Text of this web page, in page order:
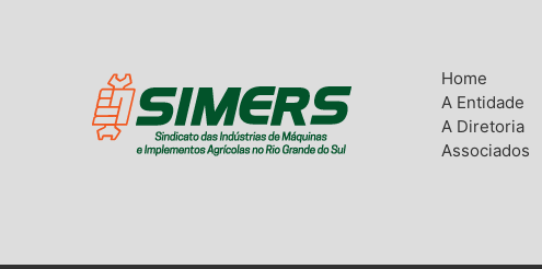
Home
A Entidade
A Diretoria
Associados